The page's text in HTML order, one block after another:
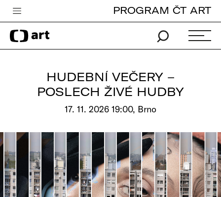
Česká televize
Zpravodajství
Vše o ČT
PROGRAM ČT ART
HUDEBNÍ VEČERY –
POSLECH ŽIVÉ HUDBY
17. 11. 2026 19:00, Brno